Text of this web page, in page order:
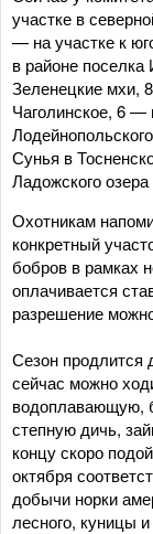
участке в
— на участке к
в районе
Зеленецкие мхи,
Чаголинское, 6 —
Сунья в
Ладожского
Охотникам
конкретный
бобров в рамках
оплачивается
разрешение
Сезон продлится
сейчас можно
водоплавающую,
степную дичь,
концу скоро
октября
добычи норки
лесного, куницы